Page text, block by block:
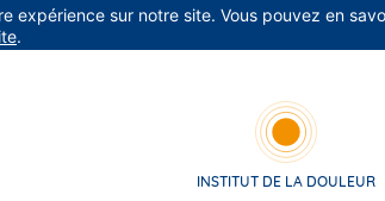
INSTITUT DE LA DOULEUR
expérience sur notre site. Vous pouvez en
.